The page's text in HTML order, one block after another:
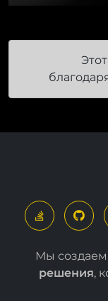
Мы создаем
решения,